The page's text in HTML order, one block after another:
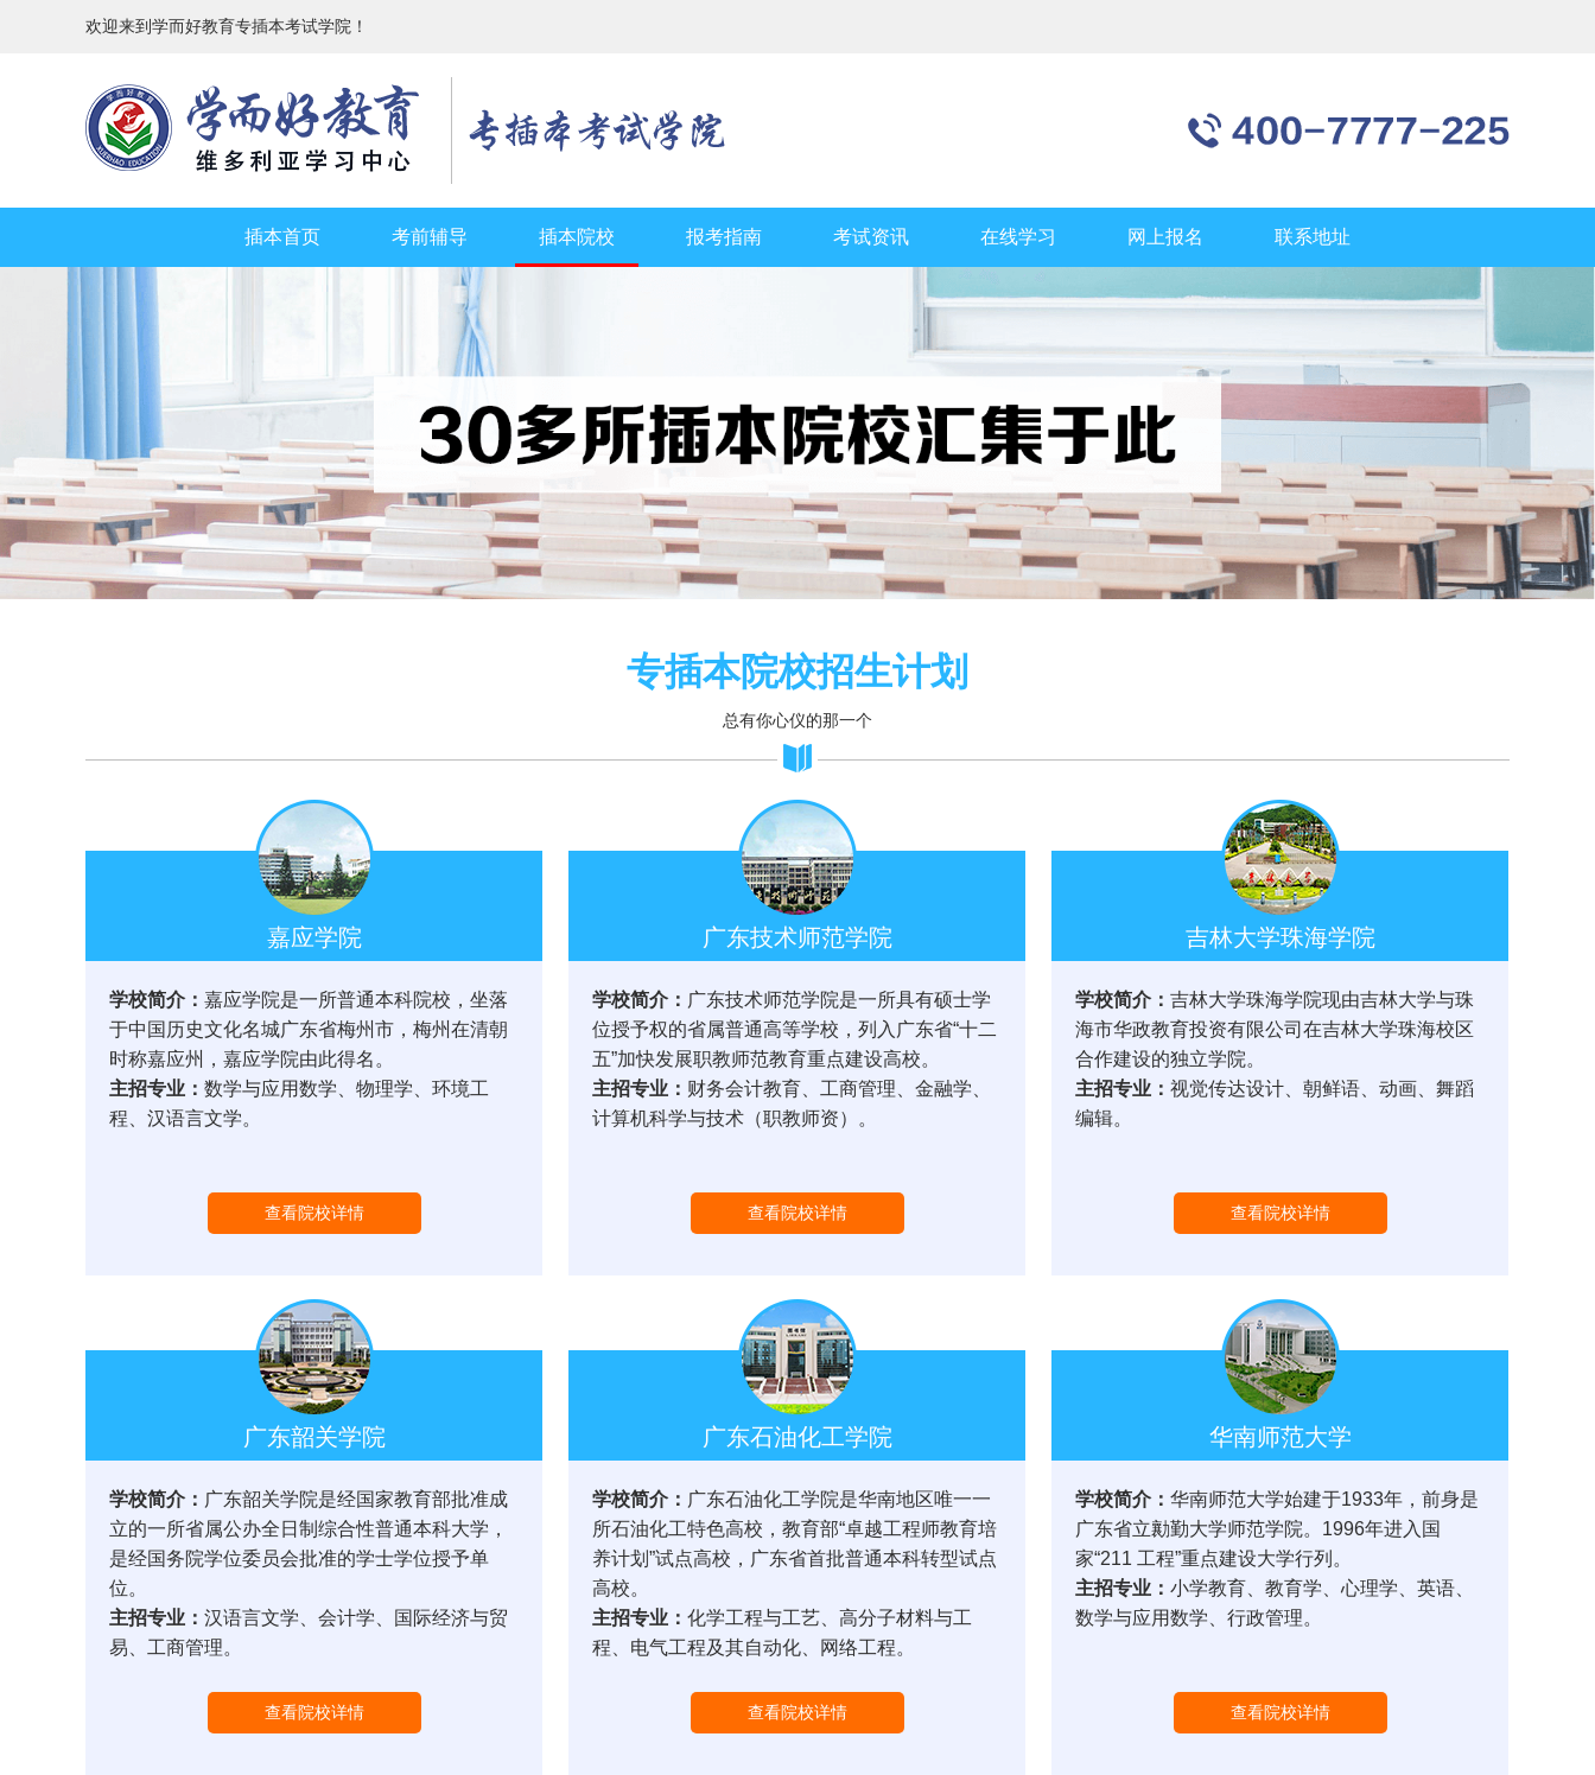
欢迎来到学而好教育专插本考试学院！
插本首页 考前辅导 插本院校 报考指南 考试资讯 在线学习 网上报名 联系地址
专插本院校招生计划
总有你心仪的那一个
嘉应学院
学校简介： 嘉应学院是一所普通本科院校，坐落
于中国历史文化名城广东省梅州市，梅州在清朝
时称嘉应州，嘉应学院由此得名。
主招专业： 数学与应用数学、物理学、环境工
程、汉语言文学。
查看院校详情
广东技术师范学院
学校简介： 广东技术师范学院是一所具有硕士学
位授予权的省属普通高等学校，列入广东省“十二
五”加快发展职教师范教育重点建设高校。
主招专业： 财务会计教育、工商管理、金融学、
计算机科学与技术（职教师资）。
查看院校详情
吉林大学珠海学院
学校简介： 吉林大学珠海学院现由吉林大学与珠
海市华政教育投资有限公司在吉林大学珠海校区
合作建设的独立学院。
主招专业： 视觉传达设计、朝鲜语、动画、舞蹈
编辑。
查看院校详情
广东韶关学院
学校简介： 广东韶关学院是经国家教育部批准成
立的一所省属公办全日制综合性普通本科大学，
是经国务院学位委员会批准的学士学位授予单
位。
主招专业： 汉语言文学、会计学、国际经济与贸
易、工商管理。
查看院校详情
广东石油化工学院
学校简介： 广东石油化工学院是华南地区唯一一
所石油化工特色高校，教育部“卓越工程师教育培
养计划”试点高校，广东省首批普通本科转型试点
高校。
主招专业： 化学工程与工艺、高分子材料与工
程、电气工程及其自动化、网络工程。
查看院校详情
华南师范大学
学校简介： 华南师范大学始建于1933年，前身是
广东省立勷勤大学师范学院。1996年进入国
家“211 工程”重点建设大学行列。
主招专业： 小学教育、教育学、心理学、英语、
数学与应用数学、行政管理。
查看院校详情